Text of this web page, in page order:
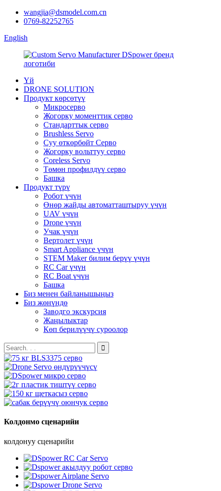
wangjia@dsmodel.com.cn
0769-82252765
English
Үй
DRONE SOLUTION
Продукт көрсөтүү
Микросерво
Жогорку моменттик серво
Стандарттык серво
Brushless Servo
Суу өткөрбөйт Серво
Жогорку вольттуу серво
Coreless Servo
Төмөн профилдүү серво
Башка
Продукт түрү
Робот үчүн
Өнөр жайды автоматташтыруу үчүн
UAV үчүн
Drone үчүн
Учак үчүн
Вертолет үчүн
Smart Appliance үчүн
STEM Maker билим берүү үчүн
RC Car үчүн
RC Boat үчүн
Башка
Биз менен байланышыңыз
Биз жөнүндө
Заводго экскурсия
Жаңылыктар
Көп берилүүчү суроолор
Колдонмо сценарийи
колдонуу сценарийи